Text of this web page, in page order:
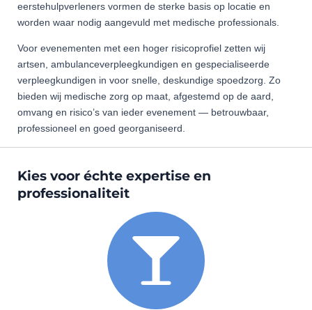
eerstehulpverleners vormen de sterke basis op locatie en
worden waar nodig aangevuld met medische professionals.
Voor evenementen met een hoger risicoprofiel zetten wij
artsen, ambulanceverpleegkundigen en gespecialiseerde
verpleegkundigen in voor snelle, deskundige spoedzorg. Zo
bieden wij medische zorg op maat, afgestemd op de aard,
omvang en risico’s van ieder evenement — betrouwbaar,
professioneel en goed georganiseerd.
Kies voor échte expertise en
professionaliteit